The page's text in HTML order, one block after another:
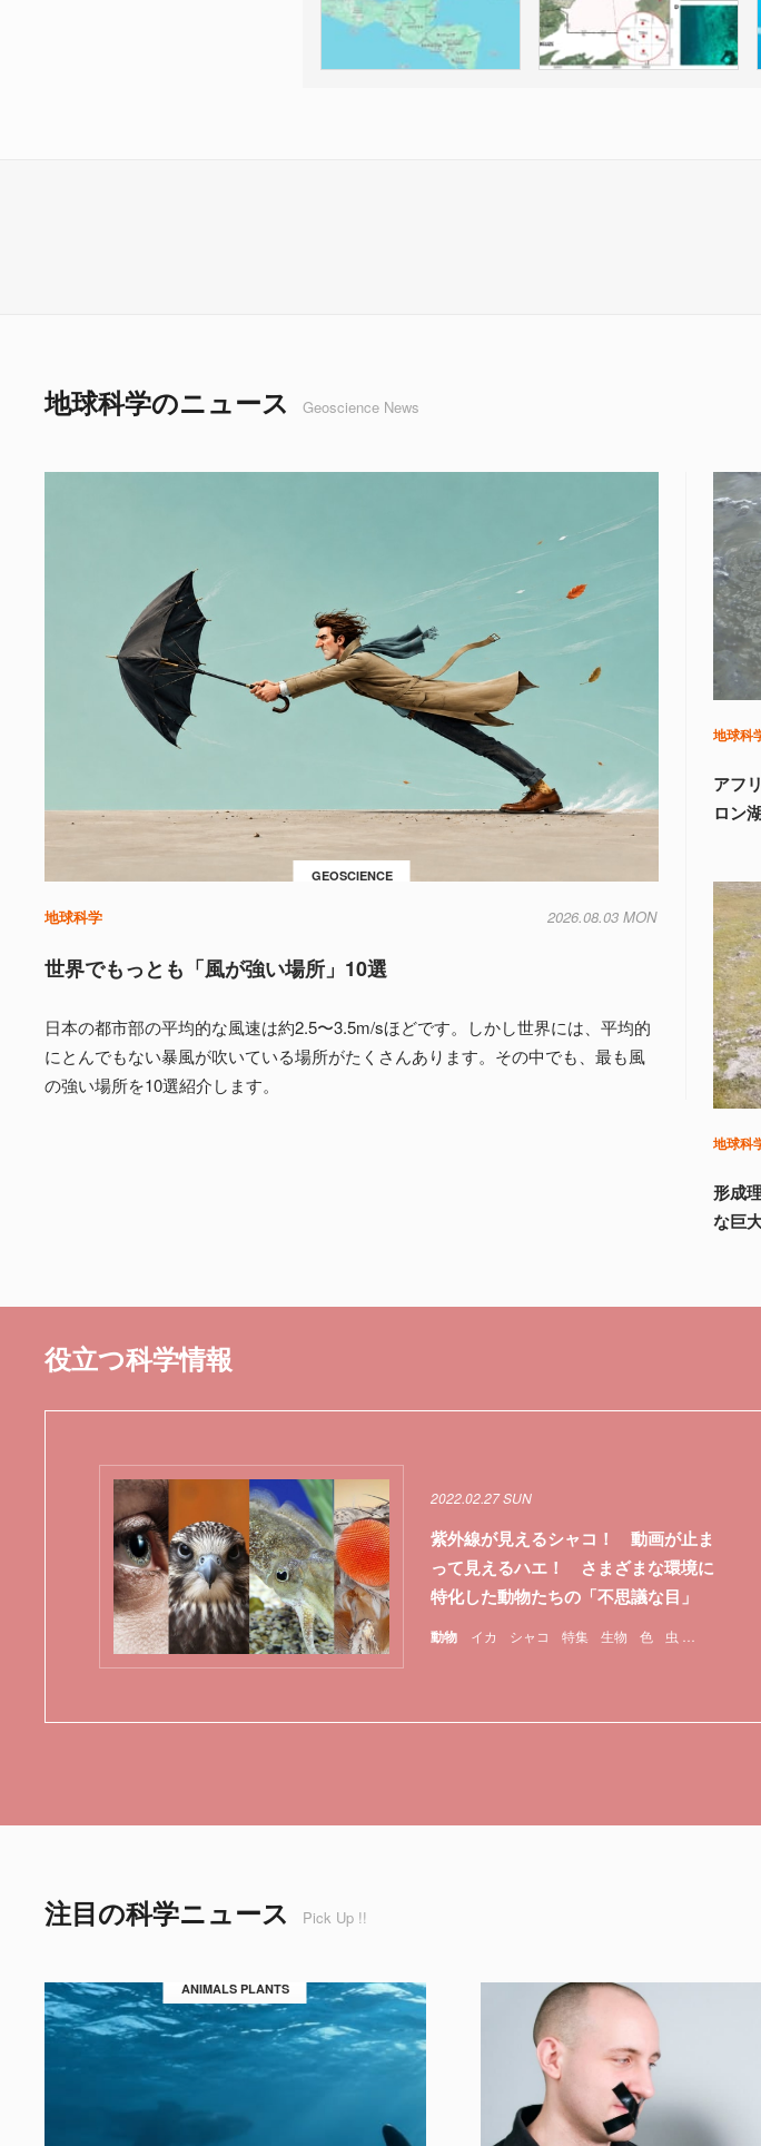
地球科学のニュース Geoscience News
GEOSCIENCE
地球科学 2026.08.03 MON
世界でもっとも「風が強い場所」10選
日本の都市部の平均的な風速は約2.5〜3.5m/sほどです。しかし世界には、平均的
にとんでもない暴風が吹いている場所がたくさんあります。その中でも、最も風
の強い場所を10選紹介します。
地球科
アフ
ロン
地球科
形成
な巨
役立つ科学情報
動物 イカ シャコ 特集 生物 色 虫
2022.02.27 SUN
紫外線が見えるシャコ！ 動画が止ま
って見えるハエ！ さまざまな環境に
特化した動物たちの「不思議な目」
注目の科学ニュース Pick Up !!
ANIMALS PLANTS